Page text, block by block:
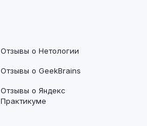
Отзывы о Нетологии
Отзывы о GeekBrains
Отзывы о Яндекс
Практикуме